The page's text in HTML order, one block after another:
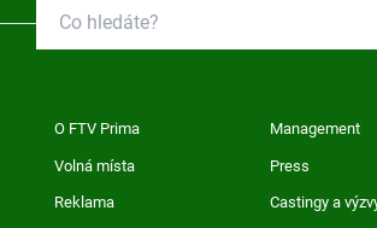
O FTV Prima Management
Volná místa Press
Reklama Castingy a